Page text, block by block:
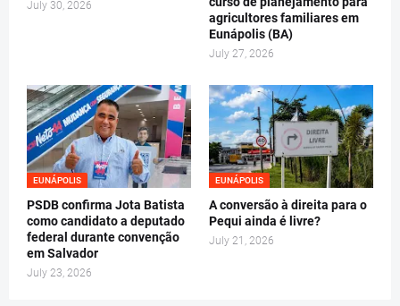
July 30, 2026
agricultores familiares em
Eunápolis (BA)
July 27, 2026
EUNÁPOLIS
PSDB confirma Jota Batista
como candidato a deputado
federal durante convenção
em Salvador
July 23, 2026
EUNÁPOLIS
A conversão à direita para o
Pequi ainda é livre?
July 21, 2026